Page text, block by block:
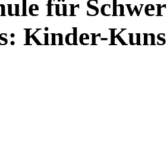
für
Kinder-